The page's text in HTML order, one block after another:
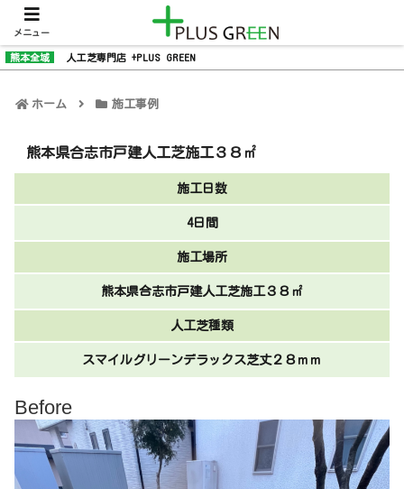
熊本全域 人工芝専門店 +PLUS GREEN
ホーム 施工事例
熊本県合志市戸建人工芝施工３８㎡
施工日数
4日間
施工場所
熊本県合志市戸建人工芝施工３８㎡
人工芝種類
スマイルグリーンデラックス芝丈２８ｍｍ
Before
メニュー